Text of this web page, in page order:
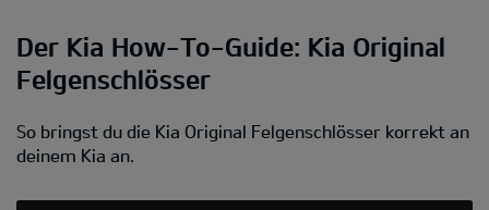
Der Kia How-To-Guide: Kia Original
Felgenschlösser
So bringst du die Kia Original Felgenschlösser korrekt an
deinem Kia an.